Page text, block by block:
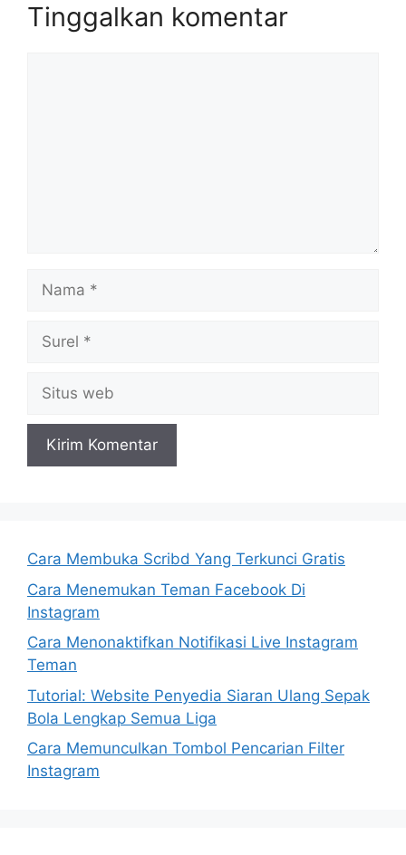
Tinggalkan komentar
Nama
Surel
Situs
web
Cara Membuka Scribd Yang Terkunci Gratis
Cara Menemukan Teman Facebook Di
Instagram
Cara Menonaktifkan Notifikasi Live Instagram
Teman
Tutorial: Website Penyedia Siaran Ulang Sepak
Bola Lengkap Semua Liga
Cara Memunculkan Tombol Pencarian Filter
Instagram